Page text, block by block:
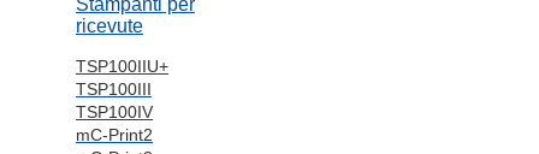
Stampanti per
ricevute
TSP100IIU+
TSP100III
TSP100IV
mC-Print2